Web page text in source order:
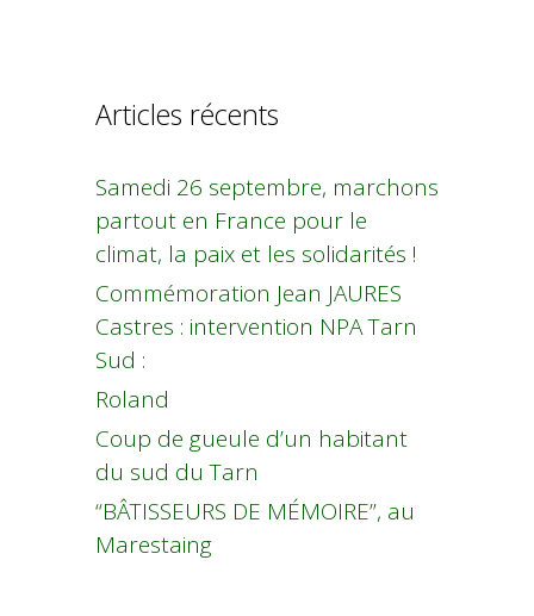
Articles récents
Samedi 26 septembre, marchons
partout en France pour le
climat, la paix et les solidarités !
Commémoration Jean JAURES
Castres : intervention NPA Tarn
Sud :
Roland
Coup de gueule d’un habitant
du sud du Tarn
“BÂTISSEURS DE MÉMOIRE”, au
Marestaing